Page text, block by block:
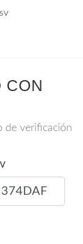
CON
de verificación